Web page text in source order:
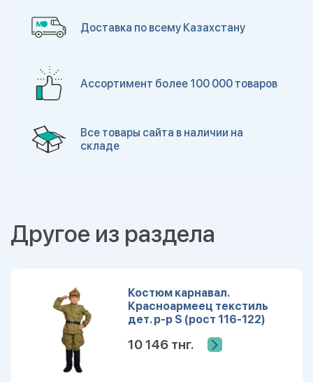
Доставка по всему Казахстану
Ассортимент более 100 000 товаров
Все товары сайта в наличии на
складе
Другое из раздела
Костюм карнавал.
Красноармеец текстиль
дет. р-р S (рост 116-122)
10 146 тнг.